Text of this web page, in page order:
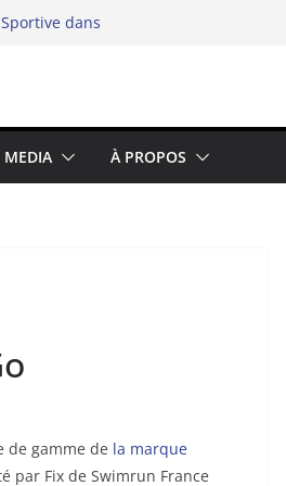
dans
richesse du
MEDIA À PROPOS
de gamme de la marque
par Fix de Swimrun France